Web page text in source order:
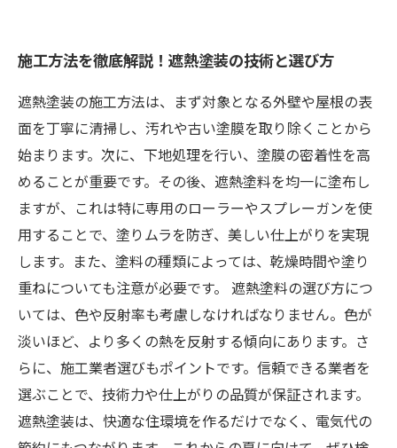
施工方法を徹底解説！遮熱塗装の技術と選び方
遮熱塗装の施工方法は、まず対象となる外壁や屋根の表
面を丁寧に清掃し、汚れや古い塗膜を取り除くことから
始まります。次に、下地処理を行い、塗膜の密着性を高
めることが重要です。その後、遮熱塗料を均一に塗布し
ますが、これは特に専用のローラーやスプレーガンを使
用することで、塗りムラを防ぎ、美しい仕上がりを実現
します。また、塗料の種類によっては、乾燥時間や塗り
重ねについても注意が必要です。 遮熱塗料の選び方につ
いては、色や反射率も考慮しなければなりません。色が
淡いほど、より多くの熱を反射する傾向にあります。さ
らに、施工業者選びもポイントです。信頼できる業者を
選ぶことで、技術力や仕上がりの品質が保証されます。
遮熱塗装は、快適な住環境を作るだけでなく、電気代の